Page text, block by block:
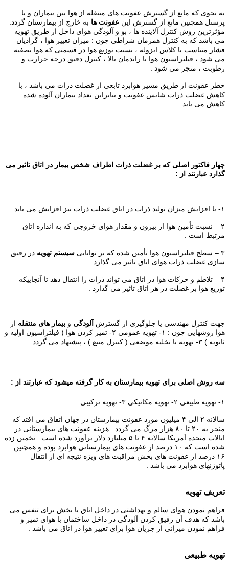
به نحوی که مانع از گسترش عفونت های منتقله از هوا بین بیماران و یا
پرسنل همچنین مانع از گسترش این عفونت ها به خارج از بیمارستان گردد.
مؤثرترین روش کنترل آلاینده ها ، بو و آلودگی هوای داخل از طریق تهویه
می باشد که به کنترل همزمان شراطی چون : میزان تغییر هوا ، گرادیان
فشار متناسب با کلاس ایزوله ، نسبت توزیع هوا در قسمتی که هوا تصفیه
می شود ، فیلتراسیون هوا با راندمان بالا ، کنترل دقیق درجه حرارت و
رطوبت ، منجر می شود .
خطر عفونت از طریق مسیر هوابرد تابعی از غضلت ذرات می باشد ، با
کاهش غضلت ذرات شانس عفونت و بنابراین تعداد بیماران آلوده شده
کاهش می یابد .
چهار فاکتور اصلی که بر غضلت ذرات اطراف شخص بیمار در اتاق تاثیر می
گذارد عبارتند از :
۱- با افزایش میزان تولید ذرات در اتاق غضلت ذرات نیز افزایش می یابد .
۲ – نسبت تأمین هوا از بیرون و مقدار هوای خروجی که به اندازه اتاق
مرتبط است .
۳ – سطح فیلتراسیون هوا تأمین شده که بر توانایی سیستم تهویه در رقیق
سازی غضلت ذرات هوای اتاق تاثیر می گذارد .
۴ – تلاطم و حرکات هوا در اتاق می تواند ذرات را انتقال دهد تا آنجاییکه
توزیع هوا بر غضلت در هر اتاق تاثیر می گذارد .
جهت کنترل مهندسی یا جلوگیری از گسترش آلودگی و بیمار های منتقله از
هوا روشهایی چون : ۱- تهویه عمومی ۲- تمیز کردن هوا ( فیلتراسیون اولیه و
ثانویه ) ۳- تهویه با تخلیه موضعی ( کنترل منبع ) ، پیشنهاد می گردد .
سه روش اصلی برای تهویه بیمارستان به کار گرفته میشود که عبارتند از :
۱- تهویه طبیعی ۲- تهویه مکانیکی ۳- تهویه ترکیبی
سالانه ۲ الی ۴ میلیون مورد عفونت
بیمارستان در جهان اتفاق می افتد که
منجر به ۲۰ تا ۸۰ هزار مرگ می گردد . هزینه عفونت های بیمارستانی در
ایالات متحده آمریکا سالانه ۴ تا ۵ میلیارد دلار برآورد شده است . تخمین زده
شده است که ۱۰ درصد ار
عفونت های بیمارستانی هوابرد بوده و همچنین
۱۶ درصد از عفونت های بخش مراقبت های ویژه نتیجه ای از انتقال
پاتوژنهای هوابرد می باشد .
تعریف تهویه
فراهم نمودن هوای سالم و بهداشتی در داخل اتاق یا بخش برای تنفس می
باشد که هدف آن رقیق کردن آلودگی در داخل ساختمان با هوای تمیز و
فراهم نمودن میزانی از جریان هوا برای تغییر هوا در اتاق می باشد .
تهویه طبیعی